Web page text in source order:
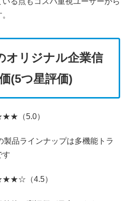
リジナル企業信
(5つ星評価)
（5.0）
製品ラインナップは多機能トラ
す
（4.5）